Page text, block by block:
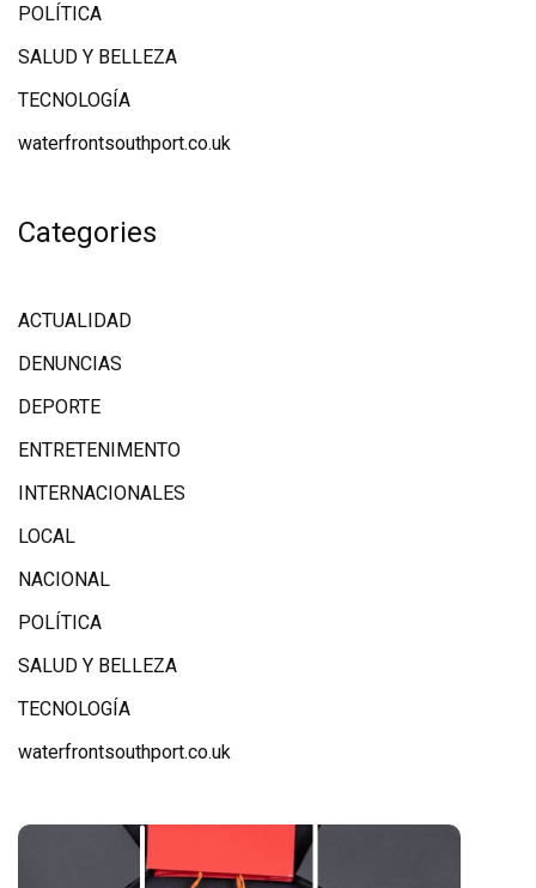
POLÍTICA
SALUD Y BELLEZA
TECNOLOGÍA
waterfrontsouthport.co.uk
Categories
ACTUALIDAD
DENUNCIAS
DEPORTE
ENTRETENIMENTO
INTERNACIONALES
LOCAL
NACIONAL
POLÍTICA
SALUD Y BELLEZA
TECNOLOGÍA
waterfrontsouthport.co.uk